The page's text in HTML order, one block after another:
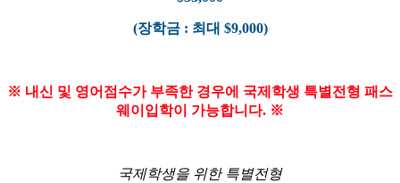
(장학금 : 최대 $9,000)
※ 내신 및 영어점수가 부족한 경우에 국제학생 특별전형 패스
웨이입학이 가능합니다. ※
국제학생을 위한 특별전형